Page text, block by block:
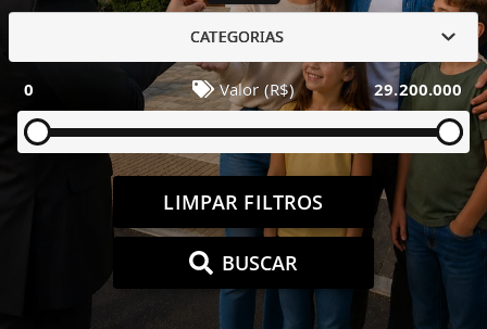
CATEGORIAS
0 Valor (R$) 29.200.000
LIMPAR FILTROS
BUSCAR